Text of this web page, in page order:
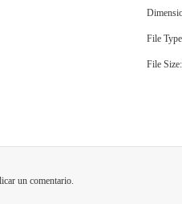
File
File Size:
un comentario.